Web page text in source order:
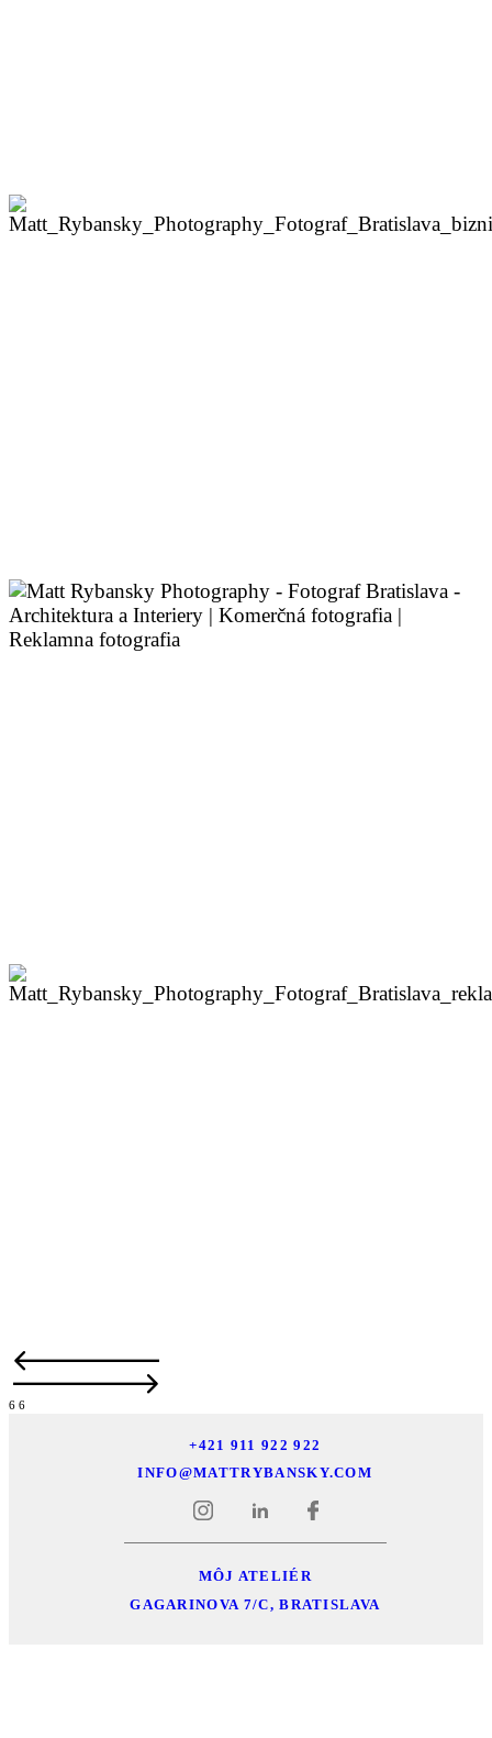
6 6
+421 911 922 922
MÔJ ATELIÉR
GAGARINOVA 7/C, BRATISLAVA
INFO@MATTRYBANSKY.COM